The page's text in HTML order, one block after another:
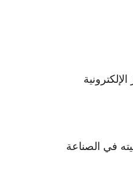
في الصناعة